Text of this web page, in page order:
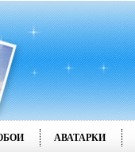
АВАТАРКИ